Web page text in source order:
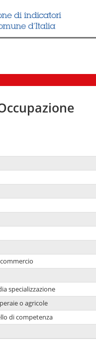
specializzazione
o agricole
di competenza